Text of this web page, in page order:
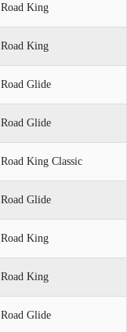
Road King
Road King
Road Glide
Road Glide
Road King Classic
Road Glide
Road King
Road King
Road Glide